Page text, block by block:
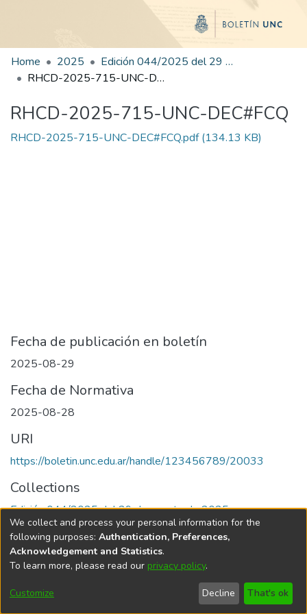
Home 2025
Edición 044/2025 del 29 de agosto de 2025
RHCD-2025-715-UNC-DEC#FCQ
RHCD-2025-715-UNC-DEC#FCQ
RHCD-2025-715-UNC-DEC#FCQ.pdf(134.13 KB)
Fecha de publicación en boletín
2025-08-29
Fecha de Normativa
2025-08-28
URI
https://boletin.unc.edu.ar/handle/123456789/20033
Collections
Edición 044/2025 del 29 de agosto de 2025
Universidad Nacional de Córdoba
We collect and process your personal information for the
following purposes: Authentication, Preferences,
Acknowledgement and Statistics.
To learn more, please read our privacy policy.
Customize Decline That's ok